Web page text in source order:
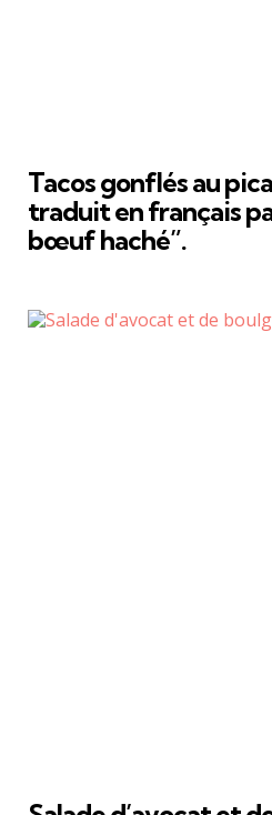
Tacos gonflés au
traduit en français
bœuf haché”.